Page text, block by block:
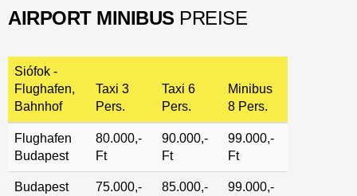
AIRPORT MINIBUS PREISE
Siófok -
Flughafen,
Bahnhof
Taxi 3
Pers.
Taxi 6
Pers.
Minibus
8 Pers.
Flughafen
Budapest
80.000,-
Ft
90.000,-
Ft
99.000,-
Ft
Budapest
75.000,-
85.000,-
99.000,-